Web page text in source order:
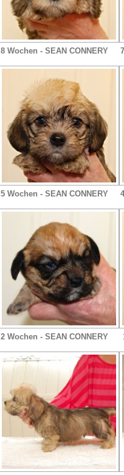
8 Wochen - SEAN CONNERY
5 Wochen - SEAN CONNERY
2 Wochen - SEAN CONNERY